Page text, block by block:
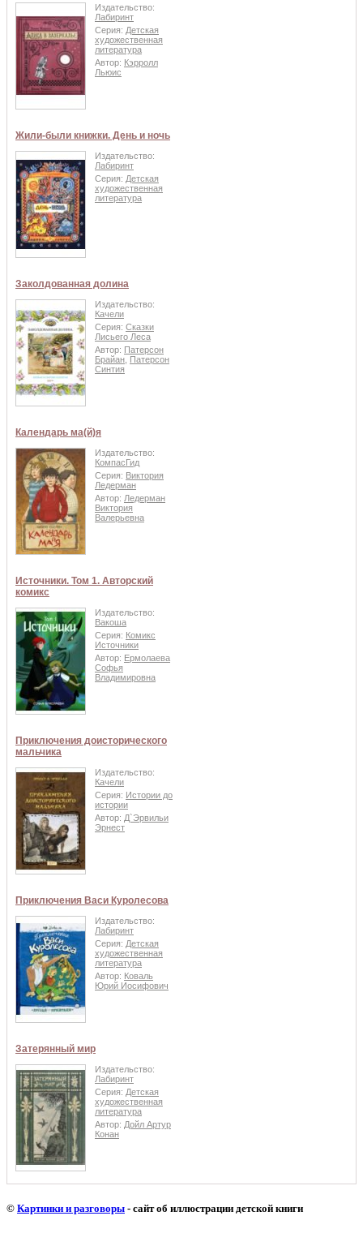
Издательство:
Лабиринт
Серия: Детская
художественная
литература
Автор: Кэрролл
Льюис
Жили-были книжки. День и ночь
Издательство:
Лабиринт
Серия: Детская
художественная
литература
Заколдованная долина
Издательство:
Качели
Серия: Сказки
Лисьего Леса
Автор: Патерсон
Брайан
Патерсон
Синтия
Календарь ма(й)я
Издательство:
КомпасГид
Серия: Виктория
Ледерман
Автор: Ледерман
Виктория
Валерьевна
Источники. Том 1. Авторский
комикс
Издательство:
Вакоша
Серия: Комикс
Источники
Автор: Ермолаева
Софья
Владимировна
Приключения доисторического
мальчика
Издательство:
Качели
Серия: Истории до
истории
Автор: Д`Эрвильи
Эрнест
Приключения Васи Куролесова
Издательство:
Лабиринт
Серия: Детская
художественная
литература
Автор: Коваль
Юрий Иосифович
Затерянный мир
Издательство:
Лабиринт
Серия: Детская
художественная
литература
Автор: Дойл Артур
Конан
© Картинки и разговоры - сайт об иллюстрации детской книги